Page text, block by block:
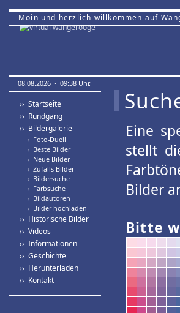
Moin und herzlich willkommen auf
08.08.2026 · 09:38 Uhr.
›› Startseite
›› Rundgang
›› Bildergalerie
› Foto-Duell
› Beste Bilder
› Neue Bilder
› Zufalls-Bilder
› Bildersuche
› Farbsuche
› Bildautoren
› Bilder hochladen
›› Historische Bilder
›› Videos
›› Informationen
›› Geschichte
›› Herunterladen
›› Kontakt
Eine
stellt
Bilder
Bitte